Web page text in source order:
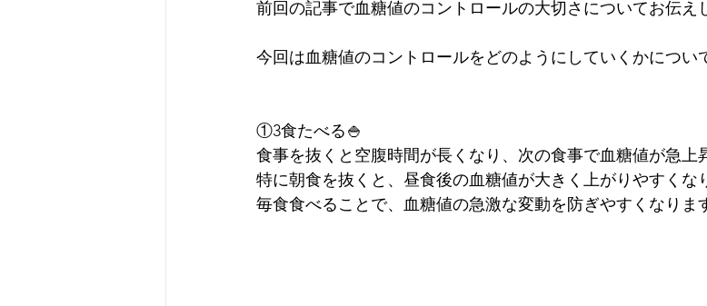
前回の記事で血糖値のコントロールの大切さについてお伝え
今回は血糖値のコントロールをどのようにしていくかについ
①3食たべる🍚
食事を抜くと空腹時間が長くなり、次の食事で血糖値が急上
特に朝食を抜くと、昼食後の血糖値が大きく上がりやすくな
毎食食べることで、血糖値の急激な変動を防ぎやすくなりま